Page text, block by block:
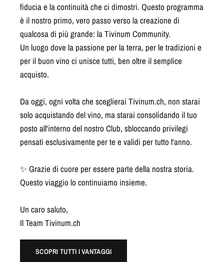
fiducia e la continuità che ci dimostri. Questo programma
è il nostro primo, vero passo verso la creazione di
qualcosa di più grande: la Tivinum Community.
Un luogo dove la passione per la terra, per le tradizioni e
per il buon vino ci unisce tutti, ben oltre il semplice
acquisto.
Da oggi, ogni volta che sceglierai Tivinum.ch, non starai
solo acquistando del vino, ma starai consolidando il tuo
posto all'interno del nostro Club, sbloccando privilegi
pensati esclusivamente per te e validi per tutto l'anno.
✨ Grazie di cuore per essere parte della nostra storia.
Questo viaggio lo continuiamo insieme.
Un caro saluto,
Il Team Tivinum.ch
SCOPRI TUTTI I VANTAGGI